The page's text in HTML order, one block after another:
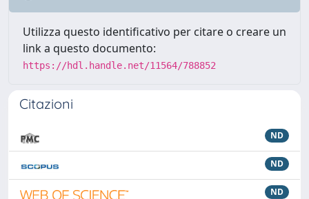
Utilizza questo identificativo per citare o creare un
link a questo documento:
https://hdl.handle.net/11564/788852
Citazioni
ND
ND
ND